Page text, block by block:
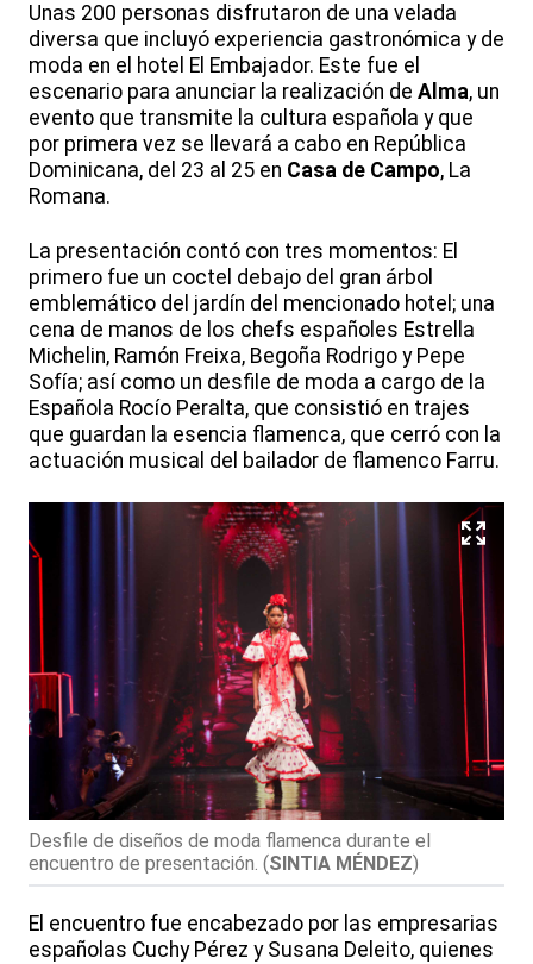
Unas 200 personas disfrutaron de una velada
diversa que incluyó experiencia gastronómica y de
moda en el hotel El Embajador. Este fue el
escenario para anunciar la realización de Alma, un
evento que transmite la cultura española y que
por primera vez se llevará a cabo en República
Dominicana, del 23 al 25 en Casa de Campo, La
Romana.
La presentación contó con tres momentos: El
primero fue un coctel debajo del gran árbol
emblemático del jardín del mencionado hotel; una
cena de manos de los chefs españoles Estrella
Michelin, Ramón Freixa, Begoña Rodrigo y Pepe
Sofía; así como un desfile de moda a cargo de la
Española Rocío Peralta, que consistió en trajes
que guardan la esencia flamenca, que cerró con la
actuación musical del bailador de flamenco Farru.
Desfile de diseños de moda flamenca durante el
encuentro de presentación. (SINTIA MÉNDEZ)
El encuentro fue encabezado por las empresarias
españolas Cuchy Pérez y Susana Deleito, quienes